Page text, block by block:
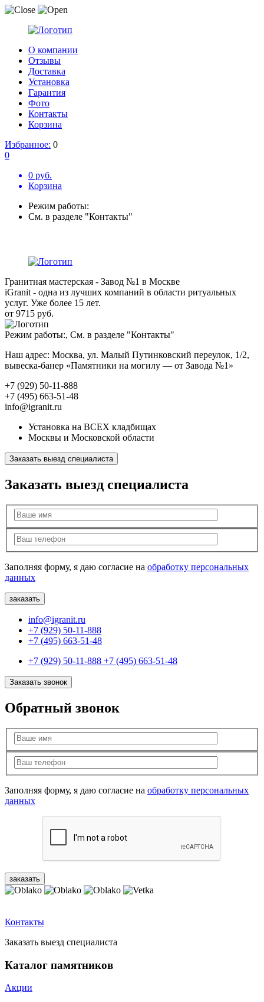
О компании
Отзывы
Доставка
Установка
Гарантия
Фото
Контакты
Корзина
Избранное: 0
0
0 руб.
Корзина
Режим работы:
См. в разделе "Контакты"
Гранитная мастерская - Завод №1 в Москве
iGranit - одна из лучших компаний в области ритуальных
услуг. Уже более 15 лет.
от 9715 руб.
Режим работы:, См. в разделе "Контакты"
Наш адрес: Москва, ул. Малый Путинковский переулок, 1/2,
вывеска-банер «Памятники на могилу — от Завода №1»
+7 (929) 50-11-888
+7 (495) 663-51-48
info@igranit.ru
Установка на ВСЕХ кладбищах
Москвы и Московской области
Заказать выезд специалиста
Заказать выезд специалиста
Заполняя форму, я даю согласие на обработку персональных
данных
info@igranit.ru
+7 (929) 50-11-888
+7 (495) 663-51-48
+7 (929) 50-11-888 +7 (495) 663-51-48
Заказать звонок
Обратный звонок
Заполняя форму, я даю согласие на обработку персональных
данных
Контакты
Заказать выезд специалиста
Каталог памятников
Акции